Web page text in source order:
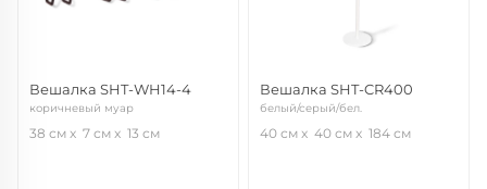
Вешалка SHT-WH14-4
коричневый муар
38 см 7 см 13 см
Вешалка SHT-CR400
белый/серый/бел.
40 см 40 см 184 см